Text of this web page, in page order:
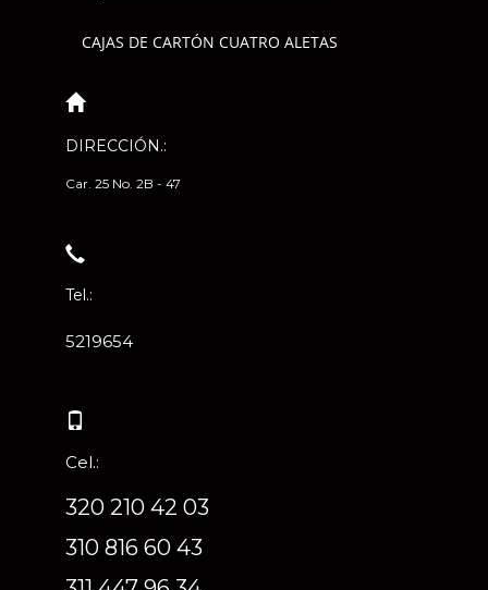
CAJAS DE CARTÓN CUATRO ALETAS
DIRECCIÓN.:
Car. 25 No. 2B - 47
Tel.:
5219654
Cel.:
320 210 42 03
310 816 60 43